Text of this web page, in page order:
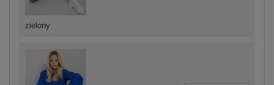
zielony